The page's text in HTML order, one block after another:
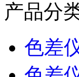
产品分
色差